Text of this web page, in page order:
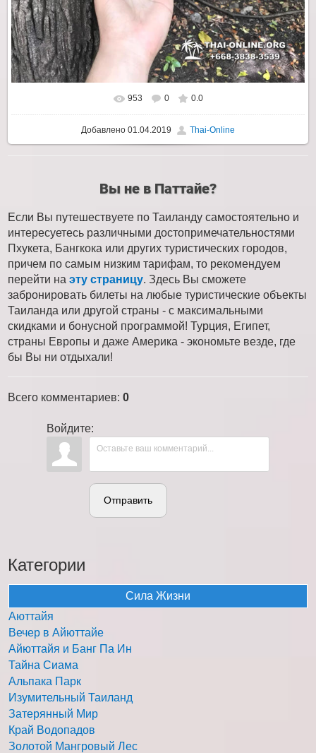
953 0 0.0
Добавлено 01.04.2019 Thai-Online
Вы не в Паттайе?
Если Вы путешествуете по Таиланду самостоятельно и
интересуетесь различными достопримечательностями
Пхукета, Бангкока или других туристических городов,
причем по самым низким тарифам, то рекомендуем
перейти на эту страницу. Здесь Вы сможете
забронировать билеты на любые туристические объекты
Таиланда или другой страны - с максимальными
скидками и бонусной программой! Турция, Египет,
страны Европы и даже Америка - экономьте везде, где
бы Вы ни отдыхали!
Всего комментариев: 0
Войдите:
Отправить
Категории
Сила Жизни
Аюттайя
Вечер в Айюттайе
Айюттайя и Банг Па Ин
Тайна Сиама
Альпака Парк
Изумительный Таиланд
Затерянный Мир
Край Водопадов
Золотой Мангровый Лес